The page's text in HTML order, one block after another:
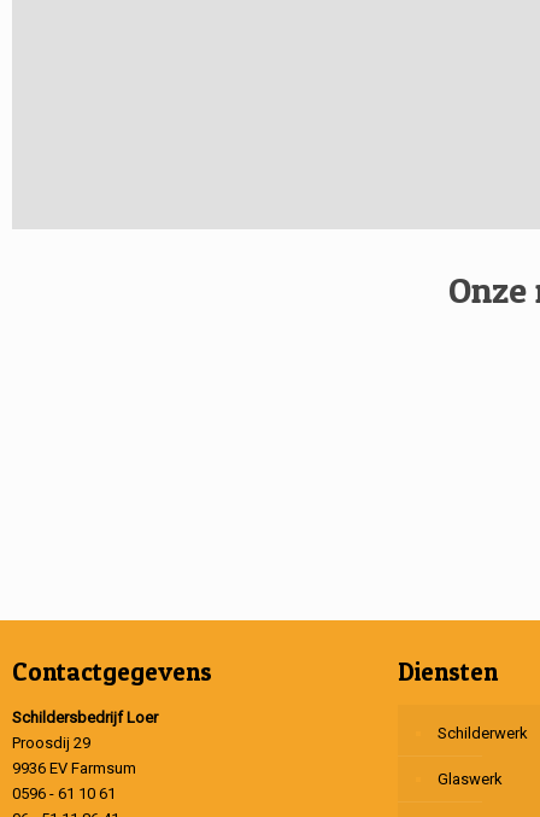
Contactgegevens
Schildersbedrijf Loer
Proosdij 29
9936 EV Farmsum
0596 - 61 10 61
Diensten
Schilderwerk
Glaswerk